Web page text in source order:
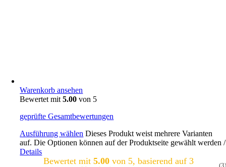
Warenkorb ansehen
Bewertet mit5.00 von 5
geprüfte Gesamtbewertungen
Ausführung wählen Dieses Produkt weist mehrere Varianten
auf. Die Optionen können auf der Produktseite gewählt werden/
Details
Bewertet mit 5.00von 5, basierend auf 3
(3)